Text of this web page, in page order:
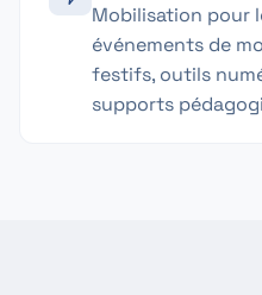
Mobilisation pour
événements de
festifs, outils
supports